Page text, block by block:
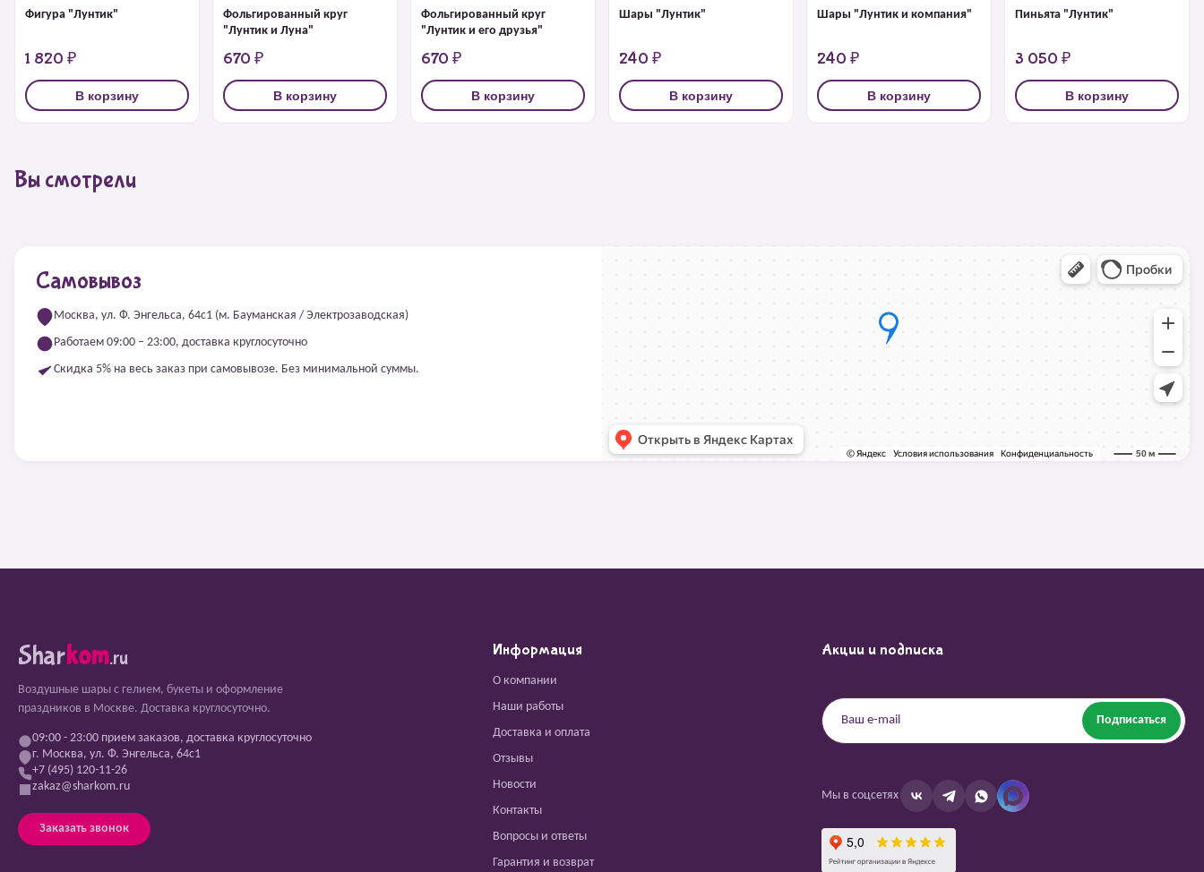
Фигура "Лунтик"
1 820 ₽
В корзину
Фольгированный круг
"Лунтик и Луна"
670 ₽
В корзину
Фольгированный круг
"Лунтик и его друзья"
670 ₽
В корзину
Шары "Лунтик"
240 ₽
В корзину
Шары "Лунтик и компания"
240 ₽
В корзину
Пиньята "Лунтик"
3 050 ₽
В корзину
Вы смотрели
Самовывоз
Москва, ул. Ф. Энгельса, 64с1 (м. Бауманская / Электрозаводская)
Работаем 09:00 – 23:00, доставка круглосуточно
Скидка 5% на весь заказ при самовывозе. Без минимальной суммы.
Sharkom.ru
Воздушные шары с гелием, букеты и оформление
праздников в Москве. Доставка круглосуточно.
09:00 - 23:00 прием заказов, доставка круглосуточно
г. Москва, ул. Ф. Энгельса, 64с1
+7 (495) 120-11-26
zakaz@sharkom.ru
Заказать звонок
Информация
О компании
Наши работы
Доставка и оплата
Отзывы
Новости
Контакты
Вопросы и ответы
Гарантия и возврат
Акции и подписка
Подписаться
Мы в соцсетях